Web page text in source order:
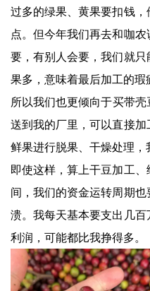
过多的绿果、黄果要扣钱
点。但今年我们再去和咖
要，有别人会要，我们就
果多，意味着最后加工的瑕
所以我们也更倾向于买带
送到我的厂里，可以直接
鲜果进行脱果、干燥处理，
即使这样，算上干豆加工
间，我们的资金运转周期
溃。我每天基本要支出几
利润，可能都比我挣得多。